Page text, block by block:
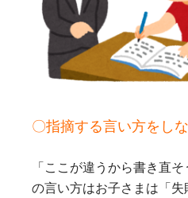
〇指摘する言い方をし
「ここが違うから書き直
の言い方はお子さまは「